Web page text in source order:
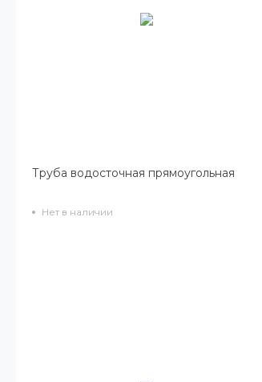
Труба водосточная прямоугольная
Нет в наличии